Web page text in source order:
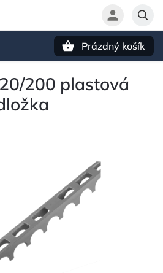
Prázdný košík
200 plastová